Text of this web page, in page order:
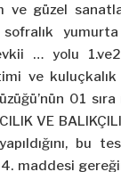
ve güzel
sofralıkyumurta
… yolu
ve kuluçkalık
01 sıra
VE
bu
maddesi